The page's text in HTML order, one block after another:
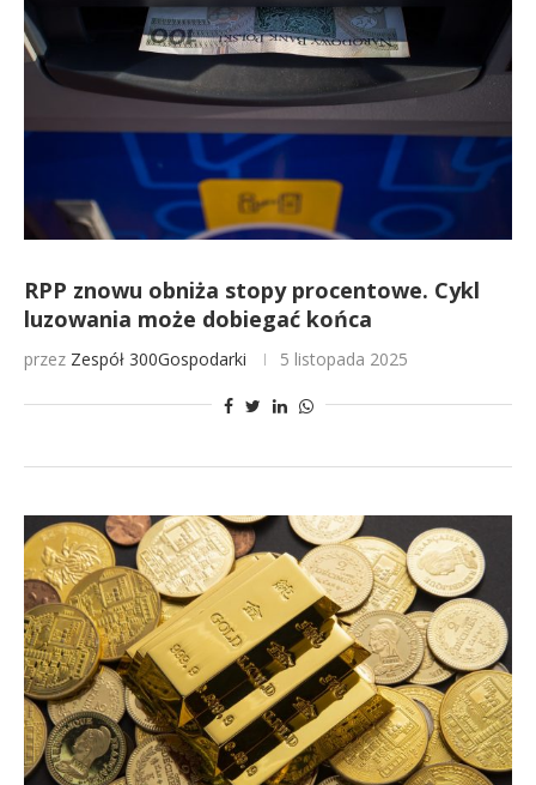
RPP znowu obniża stopy procentowe. Cykl
luzowania może dobiegać końca
przez Zespół 300Gospodarki 5 listopada 2025